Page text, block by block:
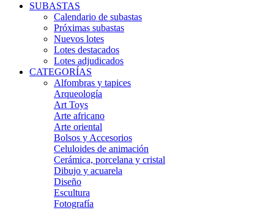
SUBASTAS
Calendario de subastas
Próximas subastas
Nuevos lotes
Lotes destacados
Lotes adjudicados
CATEGORÍAS
Alfombras y tapices
Arqueología
Art Toys
Arte africano
Arte oriental
Bolsos y Accesorios
Celuloides de animación
Cerámica, porcelana y cristal
Dibujo y acuarela
Diseño
Escultura
Fotografía